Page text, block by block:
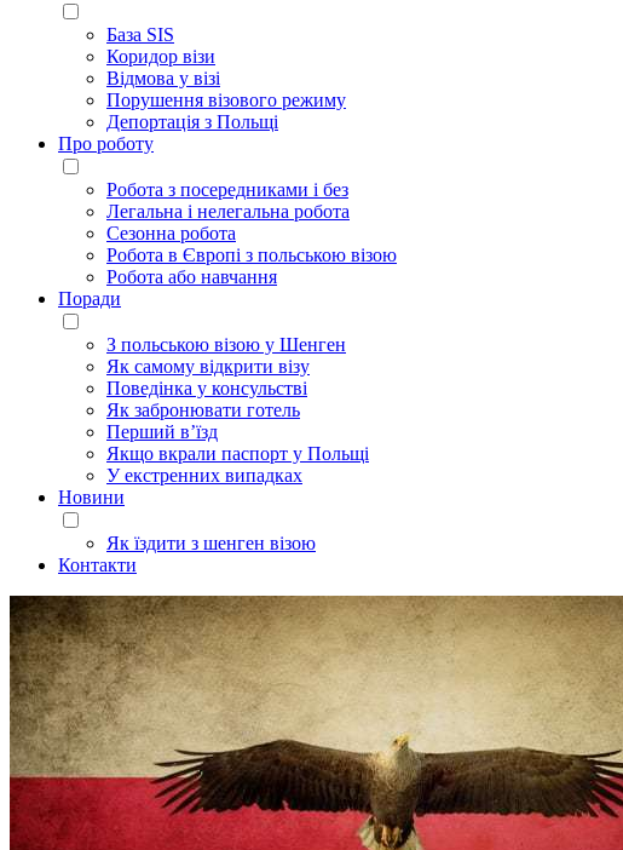
База SIS
Коридор візи
Відмова у візі
Порушення візового режиму
Депортація з Польщі
Про роботу
Робота з посередниками і без
Легальна і нелегальна робота
Сезонна робота
Робота в Європі з польською візою
Робота або навчання
Поради
З польською візою у Шенген
Як самому відкрити візу
Поведінка у консульстві
Як забронювати готель
Перший в’їзд
Якщо вкрали паспорт у Польщі
У екстренних випадках
Новини
Як їздити з шенген візою
Контакти